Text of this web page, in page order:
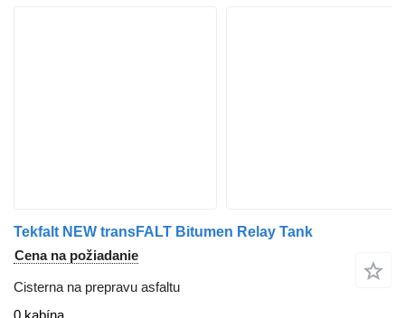
Tekfalt NEW transFALT Bitumen Relay Tank
Cena na požiadanie
Cisterna na prepravu asfaltu
0 kabína